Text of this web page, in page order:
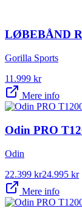
LØBEBÅND
Gorilla Sports
11.999 kr
Mere info
Odin PRO
Odin
22.399 kr24.995 kr
Mere info